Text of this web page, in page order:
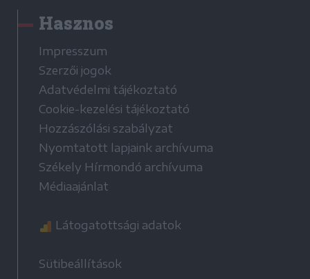
Hasznos
Impresszum
Szerzői jogok
Adatvédelmi tájékoztató
Cookie-kezelési tájékoztató
Hozzászólási szabályzat
Nyomtatott lapjaink archívuma
Székely Hírmondó archívuma
Médiaajánlat
Látogatottsági adatok
Sütibeállítások